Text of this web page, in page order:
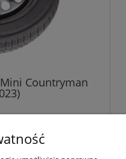
Countryman